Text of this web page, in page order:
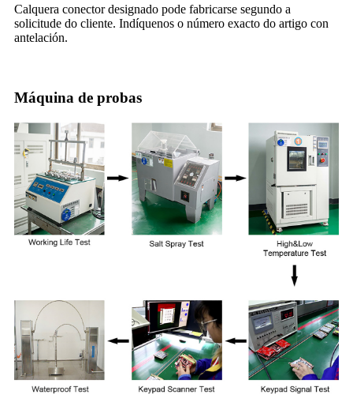
Calquera conector designado pode fabricarse segundo a
solicitude do cliente. Indíquenos o número exacto do artigo con
antelación.
Máquina de probas